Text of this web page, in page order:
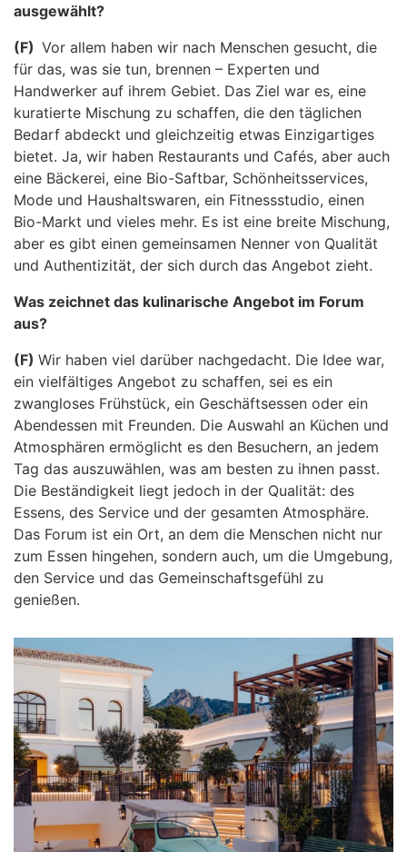
ausgewählt?
(F) Vor allem haben wir nach Menschen gesucht, die
für das, was sie tun, brennen – Experten und
Handwerker auf ihrem Gebiet. Das Ziel war es, eine
kuratierte Mischung zu schaffen, die den täglichen
Bedarf abdeckt und gleichzeitig etwas Einzigartiges
bietet. Ja, wir haben Restaurants und Cafés, aber auch
eine Bäckerei, eine Bio-Saftbar, Schönheitsservices,
Mode und Haushaltswaren, ein Fitnessstudio, einen
Bio-Markt und vieles mehr. Es ist eine breite Mischung,
aber es gibt einen gemeinsamen Nenner von Qualität
und Authentizität, der sich durch das Angebot zieht.
Was zeichnet das kulinarische Angebot im Forum
aus?
(F) Wir haben viel darüber nachgedacht. Die Idee war,
ein vielfältiges Angebot zu schaffen, sei es ein
zwangloses Frühstück, ein Geschäftsessen oder ein
Abendessen mit Freunden. Die Auswahl an Küchen und
Atmosphären ermöglicht es den Besuchern, an jedem
Tag das auszuwählen, was am besten zu ihnen passt.
Die Beständigkeit liegt jedoch in der Qualität: des
Essens, des Service und der gesamten Atmosphäre.
Das Forum ist ein Ort, an dem die Menschen nicht nur
zum Essen hingehen, sondern auch, um die Umgebung,
den Service und das Gemeinschaftsgefühl zu
genießen.